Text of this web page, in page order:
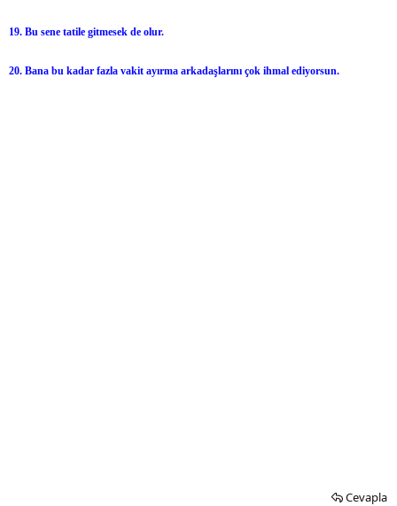
19. Bu sene tatile gitmesek de olur.
20. Bana bu kadar fazla vakit ayırma arkadaşlarını çok ihmal ediyorsun.
Cevapla